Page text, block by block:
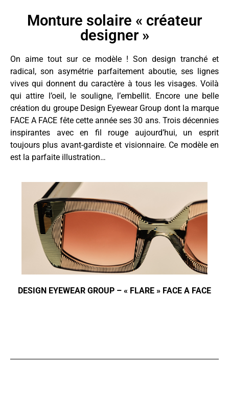
Monture solaire « créateur
designer »
On aime tout sur ce modèle ! Son design tranché et
radical, son asymétrie parfaitement aboutie, ses lignes
vives qui donnent du caractère à tous les visages. Voilà
qui attire l’oeil, le souligne, l’embellit. Encore une belle
création du groupe Design Eyewear Group dont la marque
FACE A FACE fête cette année ses 30 ans. Trois décennies
inspirantes avec en fil rouge aujourd’hui, un esprit
toujours plus avant-gardiste et visionnaire. Ce modèle en
est la parfaite illustration…
DESIGN EYEWEAR GROUP – « FLARE » FACE A FACE